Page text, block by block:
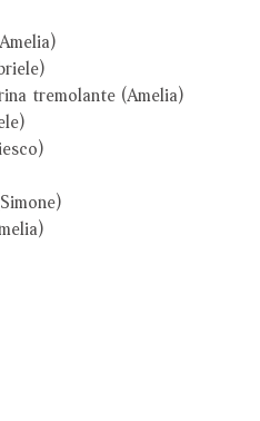
tremolante (Amelia)